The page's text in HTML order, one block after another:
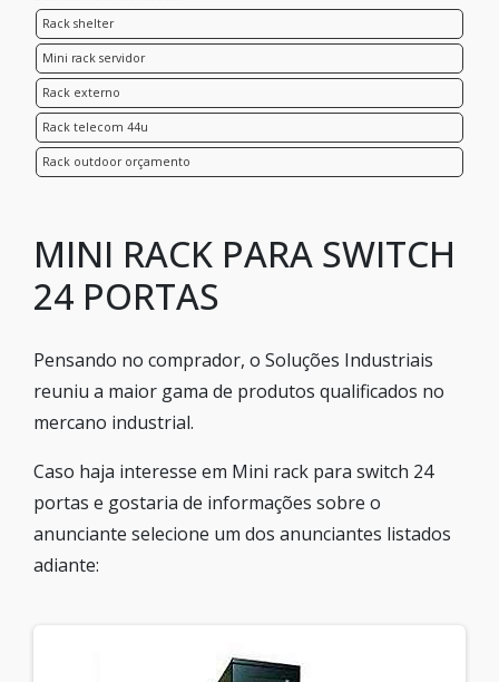
Rack shelter
Mini rack servidor
Rack externo
Rack telecom 44u
Rack outdoor orçamento
MINI RACK PARA SWITCH
24 PORTAS
Pensando no comprador, o Soluções Industriais
reuniu a maior gama de produtos qualificados no
mercano industrial.
Caso haja interesse em Mini rack para switch 24
portas e gostaria de informações sobre o
anunciante selecione um dos anunciantes listados
adiante: